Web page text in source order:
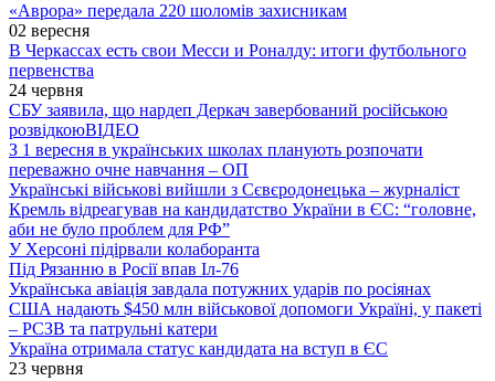
«Аврора» передала 220 шоломів захисникам
02 вересня
В Черкассах есть свои Месси и Роналду: итоги футбольного
первенства
24 червня
СБУ заявила, що нардеп Деркач завербований російською
розвідкоюВІДЕО
З 1 вересня в українських школах планують розпочати
переважно очне навчання – ОП
Українські військові вийшли з Сєвєродонецька – журналіст
Кремль відреагував на кандидатство України в ЄС: “головне,
аби не було проблем для РФ”
У Херсоні підірвали колаборанта
Під Рязанню в Росії впав Іл-76
Українська авіація завдала потужних ударів по росіянах
США надають $450 млн військової допомоги Україні, у пакеті
– РСЗВ та патрульні катери
Україна отримала статус кандидата на вступ в ЄС
23 червня